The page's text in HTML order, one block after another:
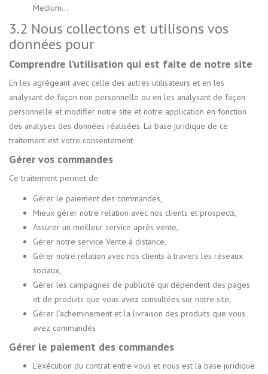
Medium…
3.2 Nous collectons et utilisons vos
données pour
Comprendre l’utilisation qui est faite de notre site
En les agrégeant avec celle des autres utilisateurs et en les
analysant de façon non personnelle ou en les analysant de façon
personnelle et modifier notre site et notre application en fonction
des analyses des données réalisées. La base juridique de ce
traitement est votre consentement
Gérer vos commandes
Ce traitement permet de
Gérer le paiement des commandes,
Mieux gérer notre relation avec nos clients et prospects,
Assurer un meilleur service après vente,
Gérer notre service Vente à distance,
Gérer notre relation avec nos clients à travers les réseaux
sociaux,
Gérer les campagnes de publicité qui dépendent des pages
et de produits que vous avez consultées sur notre site,
Gérer l’acheminement et la livraison des produits que vous
avez commandés
Gérer le paiement des commandes
L’exécution du contrat entre vous et nous est la base juridique